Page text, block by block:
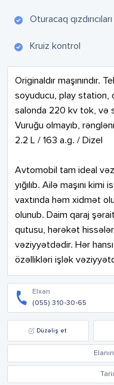
Oturacaq qızdırıcıları
Kruiz kontrol
Originaldır maşınındır.
soyuducu, play station,
salonda 220 kv tok, və
Vuruğu olmayıb,
2.2 L / 163 a.g. / Dizel
Avtomobil tam ideal
yığılıb. Ailə maşını
vaxtında həm xidmət
olunub. Daim qaraj
qutusu, hərəkət
vəziyyətdədir. Hər
özəllikləri işlək
Elxan
(055) 310-30-65
Düzəliş et